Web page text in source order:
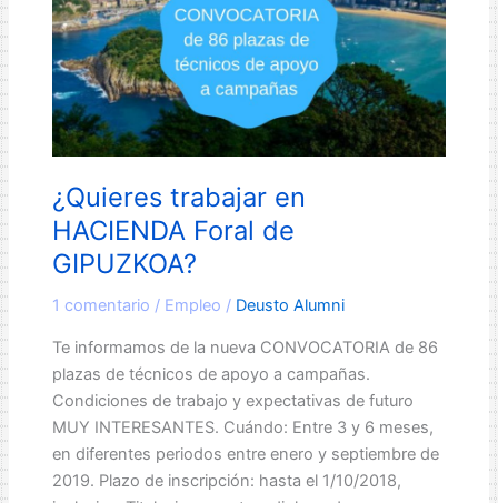
¿Quieres trabajar en
HACIENDA Foral de
GIPUZKOA?
1 comentario / Empleo / Deusto Alumni
Te informamos de la nueva CONVOCATORIA de 86
plazas de técnicos de apoyo a campañas.
Condiciones de trabajo y expectativas de futuro
MUY INTERESANTES. Cuándo: Entre 3 y 6 meses,
en diferentes periodos entre enero y septiembre de
2019. Plazo de inscripción: hasta el 1/10/2018,